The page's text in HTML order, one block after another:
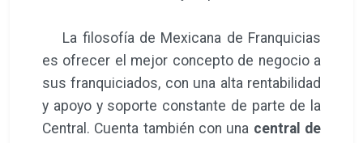
La filosofía de Mexicana de Franquicias
es ofrecer el mejor concepto de negocio a
sus franquiciados, con una alta rentabilidad
y apoyo y soporte constante de parte de la
Central. Cuenta también con una central de